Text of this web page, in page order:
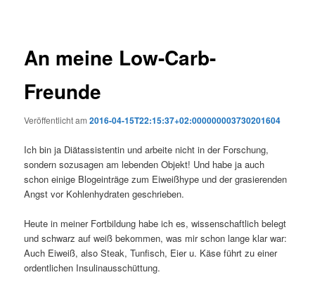
An meine Low-Carb-
Freunde
Veröffentlicht am2016-04-15T22:15:37+02:000000003730201604
Ich bin ja Diätassistentin und arbeite nicht in der Forschung,
sondern sozusagen am lebenden Objekt! Und habe ja auch
schon einige Blogeinträge zum Eiweißhype und der grasierenden
Angst vor Kohlenhydraten geschrieben.
Heute in meiner Fortbildung habe ich es, wissenschaftlich belegt
und schwarz auf weiß bekommen, was mir schon lange klar war:
Auch Eiweiß, also Steak, Tunfisch, Eier u. Käse führt zu einer
ordentlichen Insulinausschüttung.